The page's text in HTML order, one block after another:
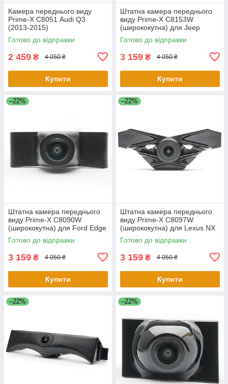
Камера переднього виду
Prime-X С8051 Audi Q3
(2013-2015)
Готово до відправки
2 459 ₴ 4 050 ₴
Купити
Штатна камера переднього
виду Prime-X C8153W
(ширококутна) для Jeep
Cherokee 2016-2018
Готово до відправки
3 159 ₴ 4 050 ₴
Купити
–22%
Штатна камера переднього
виду Prime-X C8090W
(ширококутна) для Ford Edge
2015-2017
Готово до відправки
3 159 ₴ 4 050 ₴
Купити
–22%
Штатна камера переднього
виду Prime-X C8097W
(ширококутна) для Lexus NX
2015-2017
Готово до відправки
3 159 ₴ 4 050 ₴
Купити
–22% –22%